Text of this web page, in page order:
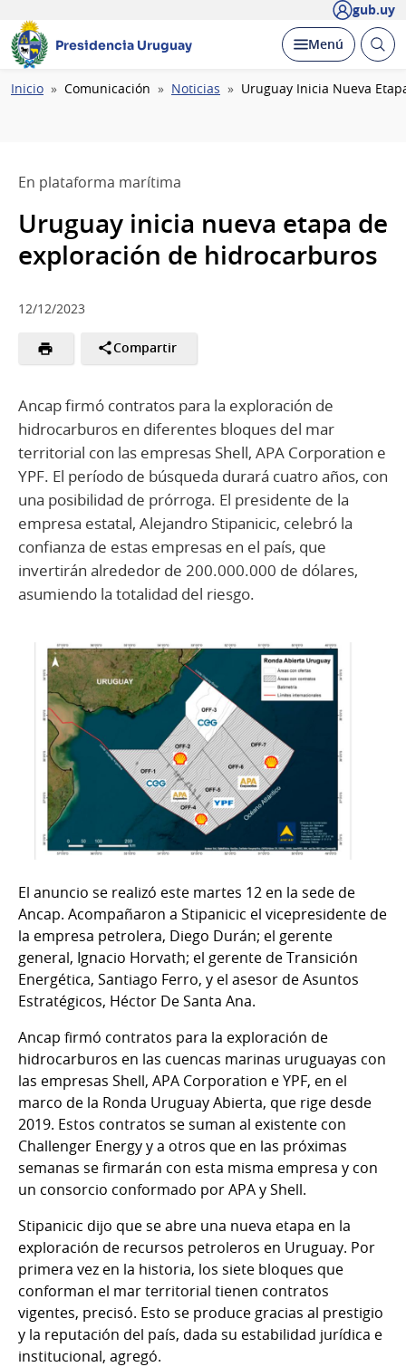
gub.uy
Presidencia Uruguay Desplegar
Menú Abrir
Ruta
Inicio Comunicación Noticias Uruguay Inicia Nueva
En plataforma marítima
Uruguay inicia nueva etapa de
exploración de hidrocarburos
12/12/2023
Compartir
Ancap firmó contratos para la exploración de
hidrocarburos en diferentes bloques del mar
territorial con las empresas Shell, APA Corporation e
YPF. El período de búsqueda durará cuatro años, con
una posibilidad de prórroga. El presidente de la
empresa estatal, Alejandro Stipanicic, celebró la
confianza de estas empresas en el país, que
invertirán alrededor de 200.000.000 de dólares,
asumiendo la totalidad del riesgo.
El anuncio se realizó este martes 12 en la sede de
Ancap. Acompañaron a Stipanicic el vicepresidente de
la empresa petrolera, Diego Durán; el gerente
general, Ignacio Horvath; el gerente de Transición
Energética, Santiago Ferro, y el asesor de Asuntos
Estratégicos, Héctor De Santa Ana.
Ancap firmó contratos para la exploración de
hidrocarburos en las cuencas marinas uruguayas con
las empresas Shell, APA Corporation e YPF, en el
marco de la Ronda Uruguay Abierta, que rige desde
2019. Estos contratos se suman al existente con
Challenger Energy y a otros que en las próximas
semanas se firmarán con esta misma empresa y con
un consorcio conformado por APA y Shell.
Stipanicic dijo que se abre una nueva etapa en la
exploración de recursos petroleros en Uruguay. Por
primera vez en la historia, los siete bloques que
conforman el mar territorial tienen contratos
vigentes, precisó. Esto se produce gracias al prestigio
y la reputación del país, dada su estabilidad jurídica e
institucional, agregó.